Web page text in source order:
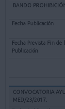
BANDO
CONVOCATORIA
MED/23/2017.